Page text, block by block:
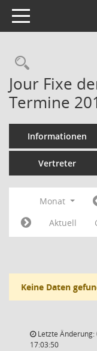
Toggle navigation
Jour Fixe
Termine
Informationen
Vertreter
Monat
Aktuell
Keine Daten
Letzte Änderung:
17:03:50